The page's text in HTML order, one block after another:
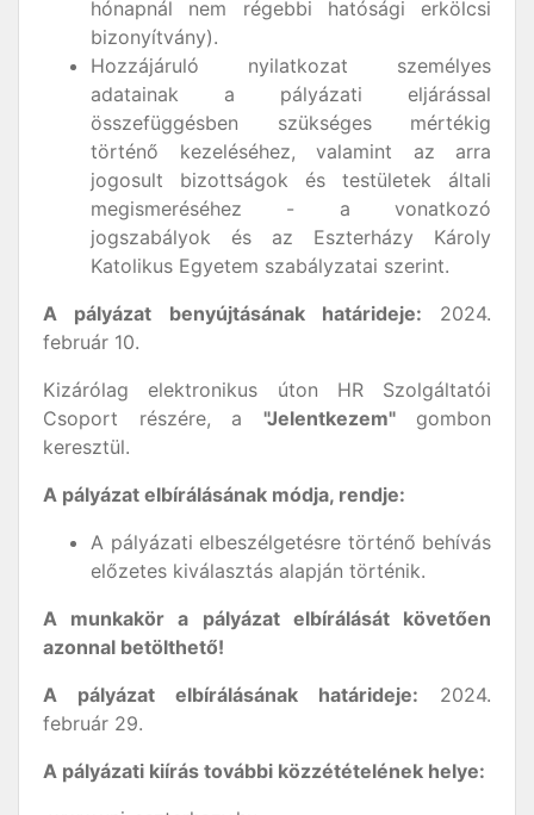
hónapnál nem régebbi hatósági erkölcsi
bizonyítvány).
Hozzájáruló nyilatkozat személyes
adatainak a pályázati eljárással
összefüggésben szükséges mértékig
történő kezeléséhez, valamint az arra
jogosult bizottságok és testületek általi
megismeréséhez - a vonatkozó
jogszabályok és az Eszterházy Károly
Katolikus Egyetem szabályzatai szerint.
A pályázat benyújtásának határideje: 2024.
február 10.
Kizárólag elektronikus úton HR Szolgáltatói
Csoport részére, a "Jelentkezem"gombon
keresztül.
A pályázat elbírálásának módja, rendje:
A pályázati elbeszélgetésre történő behívás
előzetes kiválasztás alapján történik.
A munkakör a pályázat elbírálását követően
azonnal betölthető!
A pályázat elbírálásának határideje: 2024.
február 29.
A pályázati kiírás további közzétételének helye: